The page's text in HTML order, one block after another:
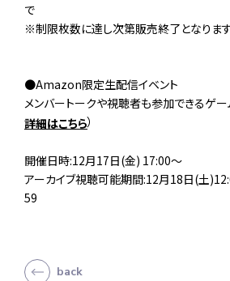
で
※制限枚数に達し次第販売終了となります
●Amazon限定生配信イベント
メンバートークや視聴者も参加できるゲー
詳細はこちら）
開催日時:12月17日(金) 17:00～
アーカイブ視聴可能期間:12月18日(土
59
back